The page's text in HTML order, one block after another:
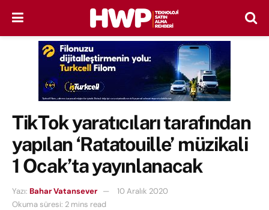
TikTok yaratıcıları tarafından
yapılan ‘Ratatouille’ müzikali
1 Ocak’ta yayınlanacak
Yazı: Bahar Vatansever
10 Aralık 2020
Okuma süresi: 2 mins read